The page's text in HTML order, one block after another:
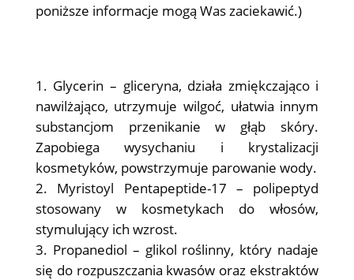
poniższe informacje mogą Was zaciekawić.)
Glycerin – gliceryna, działa zmiękczająco i
nawilżająco, utrzymuje wilgoć, ułatwia innym
substancjom przenikanie w głąb skóry.
Zapobiega wysychaniu i krystalizacji
kosmetyków, powstrzymuje parowanie wody.
Myristoyl Pentapeptide-17 – polipeptyd
stosowany w kosmetykach do włosów,
stymulujący ich wzrost.
Propanediol – glikol roślinny, który nadaje
się do rozpuszczania kwasów oraz ekstraktów